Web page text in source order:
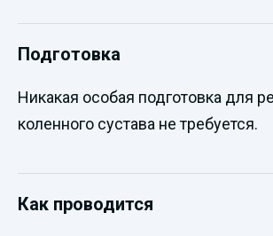
Подготовка
Никакая особая подготовка для
коленного сустава не требуется.
Как проводится